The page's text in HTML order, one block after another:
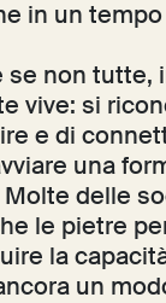
in un
se non tutte,
vive: si
e di
una
Molte delle
le pietre
la
un